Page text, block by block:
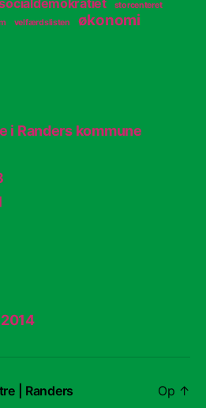
storcenteret
velfærdslisten økonomi
i Randers kommune
| Randers Op ↑